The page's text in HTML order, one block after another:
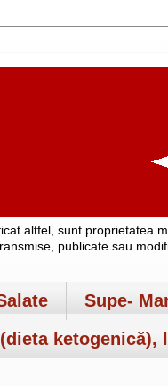
altfel, sunt
publicate sau
Supe-
ketogenică),